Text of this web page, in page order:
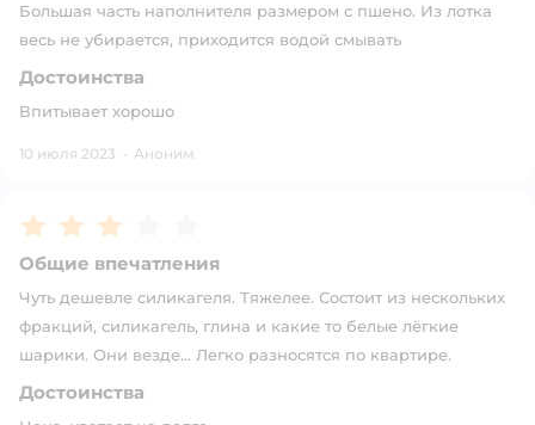
Большая часть наполнителя размером с пшено. Из лотка
весь не убирается, приходится водой смывать
Достоинства
Впитывает хорошо
10 июля 2023 · Аноним
Рейтинг:3
Общие впечатления
Чуть дешевле силикагеля. Тяжелее. Состоит из нескольких
фракций, силикагель, глина и какие то белые лёгкие
шарики. Они везде... Легко разносятся по квартире.
Достоинства